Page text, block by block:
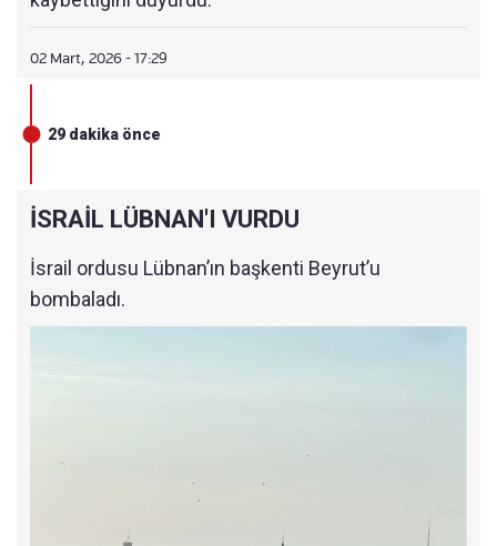
02 Mart, 2026 - 17:29
29 dakika önce
İSRAİL LÜBNAN'I VURDU
İsrail ordusu Lübnan’ın başkenti Beyrut’u
bombaladı.